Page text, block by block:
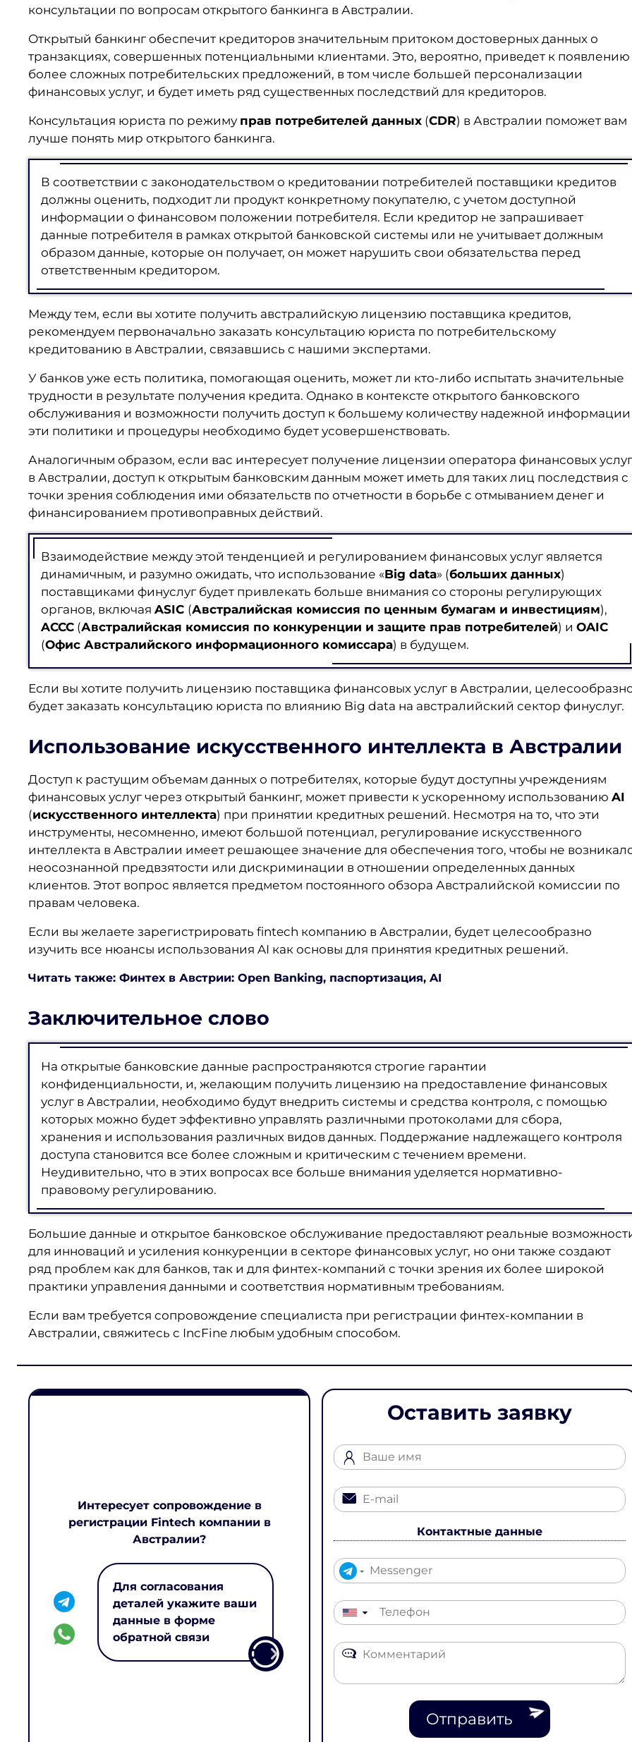
консультации по вопросам открытого банкинга в Австралии.
Открытый банкинг обеспечит кредиторов значительным притоком достоверных данных о
транзакциях, совершенных потенциальными клиентами. Это, вероятно, приведет к появлению
более сложных потребительских предложений, в том числе большей персонализации
финансовых услуг, и будет иметь ряд существенных последствий для кредиторов.
Консультация юриста по режиму прав потребителей данных (CDR) в Австралии поможет вам
лучше понять мир открытого банкинга.
В соответствии с законодательством о кредитовании потребителей поставщики кредитов
должны оценить, подходит ли продукт конкретному покупателю, с учетом доступной
информации о финансовом положении потребителя. Если кредитор не запрашивает
данные потребителя в рамках открытой банковской системы или не учитывает должным
образом данные, которые он получает, он может нарушить свои обязательства перед
ответственным кредитором.
Между тем, если вы хотите получить австралийскую лицензию поставщика кредитов,
рекомендуем первоначально заказать консультацию юриста по потребительскому
кредитованию в Австралии, связавшись с нашими экспертами.
У банков уже есть политика, помогающая оценить, может ли кто-либо испытать значительные
трудности в результате получения кредита. Однако в контексте открытого банковского
обслуживания и возможности получить доступ к большему количеству надежной информации
эти политики и процедуры необходимо будет усовершенствовать.
Аналогичным образом, если вас интересует получение лицензии оператора финансовых услуг
в Австралии, доступ к открытым банковским данным может иметь для таких лиц последствия с
точки зрения соблюдения ими обязательств по отчетности в борьбе с отмыванием денег и
финансированием противоправных действий.
Взаимодействие между этой тенденцией и регулированием финансовых услуг является
динамичным, и разумно ожидать, что использование «Big data» (больших данных)
поставщиками финуслуг будет привлекать больше внимания со стороны регулирующих
органов, включая ASIC (Австралийская комиссия по ценным бумагам и инвестициям),
ACCC (Австралийская комиссия по конкуренции и защите прав потребителей) и OAIC
(Офис Австралийского информационного комиссара) в будущем.
Если вы хотите получить лицензию поставщика финансовых услуг в Австралии,
будет заказать консультацию юриста по влиянию Big data на австралийский сектор финуслуг.
Использование искусственного интеллекта в Австралии
Доступ к растущим объемам данных о потребителях, которые будут доступны учреждениям
финансовых услуг через открытый банкинг, может привести к ускоренному использованию AI
(искусственного интеллекта) при принятии кредитных решений. Несмотря на то, что эти
инструменты, несомненно, имеют большой потенциал, регулирование искусственного
интеллекта в Австралии имеет решающее значение для обеспечения того, чтобы не
неосознанной предвзятости или дискриминации в отношении определенных данных
клиентов. Этот вопрос является предметом постоянного обзора Австралийской комиссии по
правам человека.
Если вы желаете зарегистрировать fintech компанию в Австралии, будет целесообразно
изучить все нюансы использования AI как основы для принятия кредитных решений.
Читать также: Финтех в Австрии: Open Banking, паспортизация, AI
Заключительное слово
На открытые банковские данные распространяются строгие гарантии
конфиденциальности, и, желающим получить лицензию на предоставление финансовых
услуг в Австралии, необходимо будут внедрить системы и средства контроля, с помощью
которых можно будет эффективно управлять различными протоколами для сбора,
хранения и использования различных видов данных. Поддержание надлежащего контроля
доступа становится все более сложным и критическим с течением времени.
Неудивительно, что в этих вопросах все больше внимания уделяется нормативно-
правовому регулированию.
Большие данные и открытое банковское обслуживание предоставляют реальные
для инноваций и усиления конкуренции в секторе финансовых услуг, но они также создают
ряд проблем как для банков, так и для финтех-компаний с точки зрения их более широкой
практики управления данными и соответствия нормативным требованиям.
Если вам требуется сопровождение специалиста при регистрации финтех-компании в
Австралии, свяжитесь с IncFine любым удобным способом.
Интересует сопровождение в
регистрации Fintech компании в
Австралии?
Для согласования
деталей укажите ваши
данные в форме
обратной связи
Оставить заявку
Контактные данные
▼
Отправить